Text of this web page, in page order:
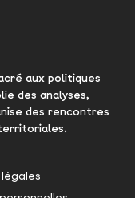
aux politiques
des analyses,
des rencontres